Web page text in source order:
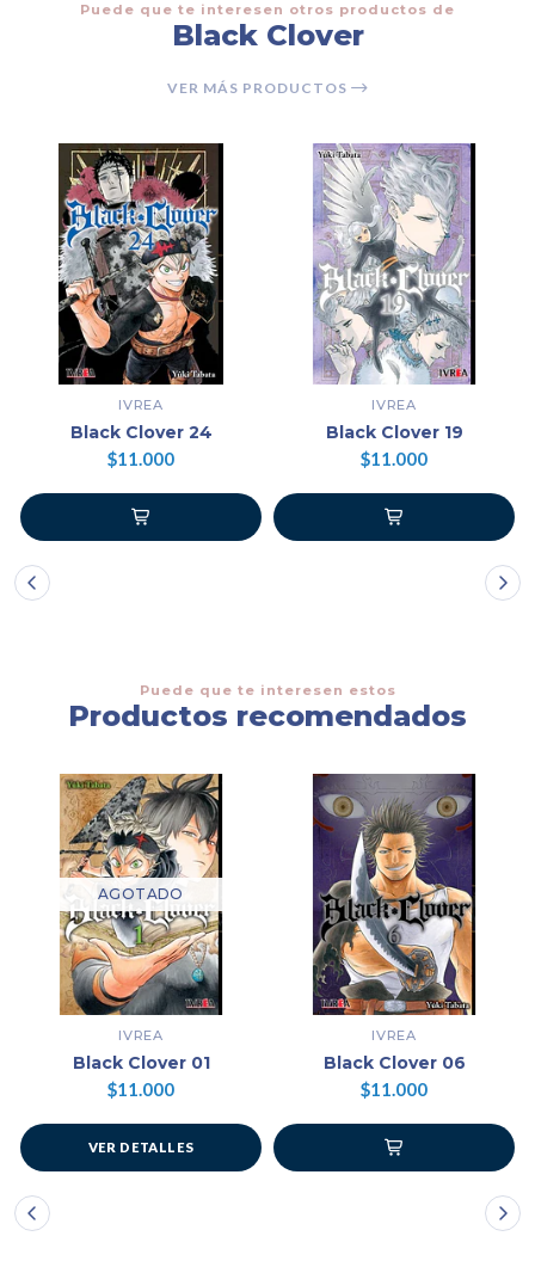
Puede que te interesen otros productos de
Black Clover
VER MÁS PRODUCTOS
IVREA
Black Clover 24
$11.000
IVREA
Black Clover 19
$11.000
Puede que te interesen estos
Productos recomendados
AGOTADO
IVREA
Black Clover 01
$11.000
VER DETALLES
IVREA
Black Clover 06
$11.000